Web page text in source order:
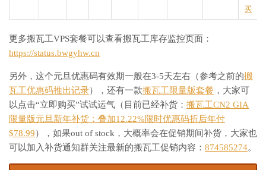
买
更多搬瓦工VPS套餐可以查看搬瓦工库存监控页面：
https://status.bwgyhw.cn
另外，这个元旦优惠码有效期一般在3-5天左右（参考之前的搬
瓦工优惠码推出记录），还有一款搬瓦工限量版套餐 ，大家可
以点击“立即购买”试试运气（目前已经补货： 搬瓦工CN2 GIA
限量版元旦新年补货：叠加12.22%限时优惠码折后年付
$78.99），如果out of stock，大概率会在促销期间补货，大家也
可以加入补货通知群关注最新的搬瓦工促销内容： 874585274。